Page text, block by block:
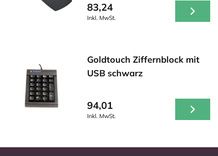
83,24
Inkl. MwSt.
Goldtouch Ziffernblock mit
USB schwarz
94,01
Inkl. MwSt.